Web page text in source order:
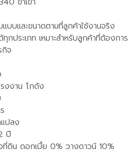
บบและขนาดตามที่ลูกค้าใช้งานจริง
กประเภท เหมาะสำหรับลูกค้าที่ต้องการ
กิจ
งงาน โกดัง
ปลง
ปี
ที่ดิน ดอกเบี้ย 0% วางดาวน์ 10%